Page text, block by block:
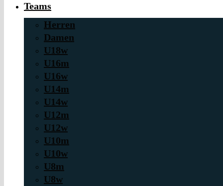
Teams
Herren
Damen
U18w
U16m
U16w
U14m
U14w
U12m
U12w
U10m
U10w
U8m
U8w